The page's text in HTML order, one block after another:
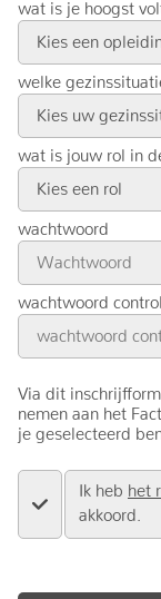
wat is je hoogst
Kies een
welke
Kies uw
wat is jouw rol in
Kies een rol
wachtwoord
wachtwoord
Via dit
nemen aan het
je geselecteerd
Ik heb het
akkoord.